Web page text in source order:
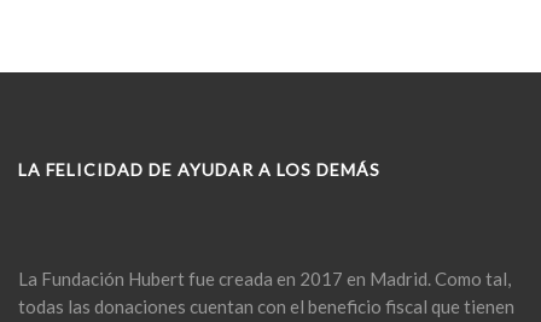
LA FELICIDAD DE AYUDAR A LOS DEMÁS
La Fundación Hubert fue creada en 2017 en Madrid. Como tal,
todas las donaciones cuentan con el beneficio fiscal que tienen